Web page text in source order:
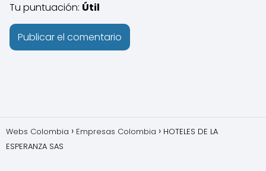
Tu puntuación: Útil
Webs Colombia Empresas Colombia
HOTELES DE LA
ESPERANZA SAS